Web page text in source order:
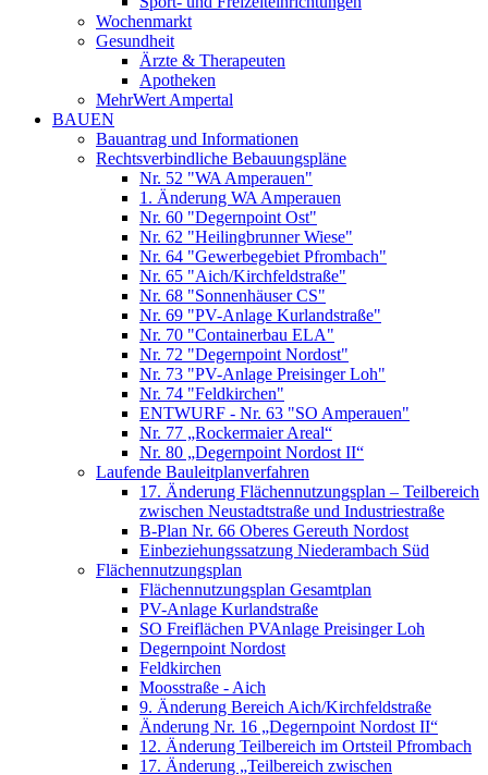
Wochenmarkt
Gesundheit
Ärzte & Therapeuten
Apotheken
MehrWert Ampertal
BAUEN
Bauantrag und Informationen
Rechtsverbindliche Bebauungspläne
Nr. 52 "WA Amperauen"
1. Änderung WA Amperauen
Nr. 60 "Degernpoint Ost"
Nr. 62 "Heilingbrunner Wiese"
Nr. 64 "Gewerbegebiet Pfrombach"
Nr. 65 "Aich/Kirchfeldstraße"
Nr. 68 "Sonnenhäuser CS"
Nr. 69 "PV-Anlage Kurlandstraße"
Nr. 70 "Containerbau ELA"
Nr. 72 "Degernpoint Nordost"
Nr. 73 "PV-Anlage Preisinger Loh"
Nr. 74 "Feldkirchen"
ENTWURF - Nr. 63 "SO Amperauen"
Nr. 77 „Rockermaier Areal“
Nr. 80 „Degernpoint Nordost II“
Laufende Bauleitplanverfahren
17. Änderung Flächennutzungsplan – Teilbereich
zwischen Neustadtstraße und Industriestraße
B-Plan Nr. 66 Oberes Gereuth Nordost
Einbeziehungssatzung Niederambach Süd
Flächennutzungsplan
Flächennutzungsplan Gesamtplan
PV-Anlage Kurlandstraße
SO Freiflächen PV­Anlage Preisinger Loh
Degernpoint Nordost
Feldkirchen
Moosstraße - Aich
9. Änderung Bereich Aich/Kirchfeldstraße
Änderung Nr. 16 „Degernpoint Nordost II“
12. Änderung Teilbereich im Ortsteil Pfrombach
17. Änderung „Teilbereich zwischen